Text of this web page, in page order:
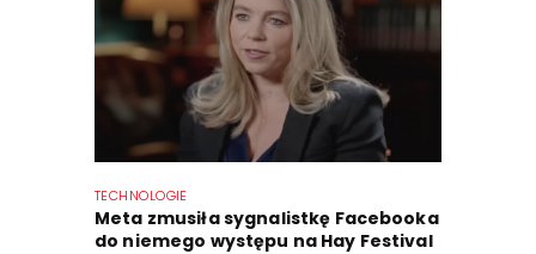
TECHNOLOGIE
Meta zmusiła sygnalistkę Facebooka
do niemego występu na Hay Festival